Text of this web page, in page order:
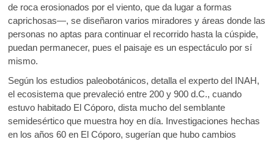
de roca erosionados por el viento, que da lugar a formas
caprichosas—, se diseñaron varios miradores y áreas donde las
personas no aptas para continuar el recorrido hasta la cúspide,
puedan permanecer, pues el paisaje es un espectáculo por sí
mismo.
Según los estudios paleobotánicos, detalla el experto del INAH,
el ecosistema que prevaleció entre 200 y 900 d.C., cuando
estuvo habitado El Cóporo, dista mucho del semblante
semidesértico que muestra hoy en día. Investigaciones hechas
en los años 60 en El Cóporo, sugerían que hubo cambios